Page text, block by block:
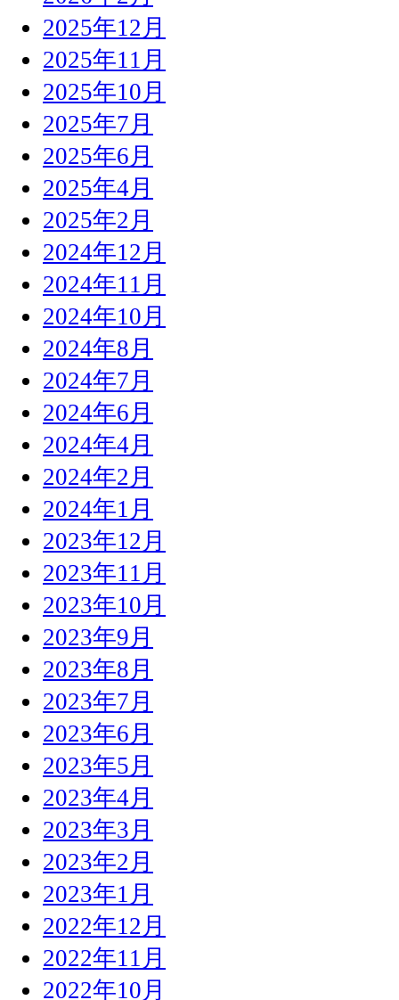
2025年12月
2025年11月
2025年10月
2025年7月
2025年6月
2025年4月
2025年2月
2024年12月
2024年11月
2024年10月
2024年8月
2024年7月
2024年6月
2024年4月
2024年2月
2024年1月
2023年12月
2023年11月
2023年10月
2023年9月
2023年8月
2023年7月
2023年6月
2023年5月
2023年4月
2023年3月
2023年2月
2023年1月
2022年12月
2022年11月
2022年10月